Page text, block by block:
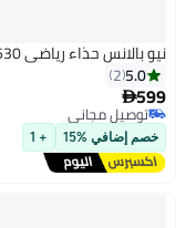
رياضي 530
+ 1